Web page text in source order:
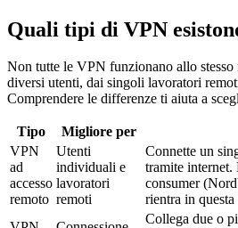
Quali tipi di VPN
Non tutte le VPN funzionano allo
diversi utenti, dai singoli lavoratori
Comprendere le differenze ti aiuta a
Tipo Migliore per
VPN
ad
accesso
remoto
Utenti
individuali e
lavoratori
remoti
Connette un
tramite
consumer
rientra in questa
Collega due o